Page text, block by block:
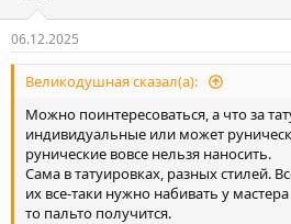
06.12.2025
Великодушная сказал(а):
Можно поинтересоваться, а что за
индивидуальные или может
рунические вовсе нельзя наносить.
Сама в татуировках, разных стилей.
их все-таки нужно набивать у
то пальто получится.